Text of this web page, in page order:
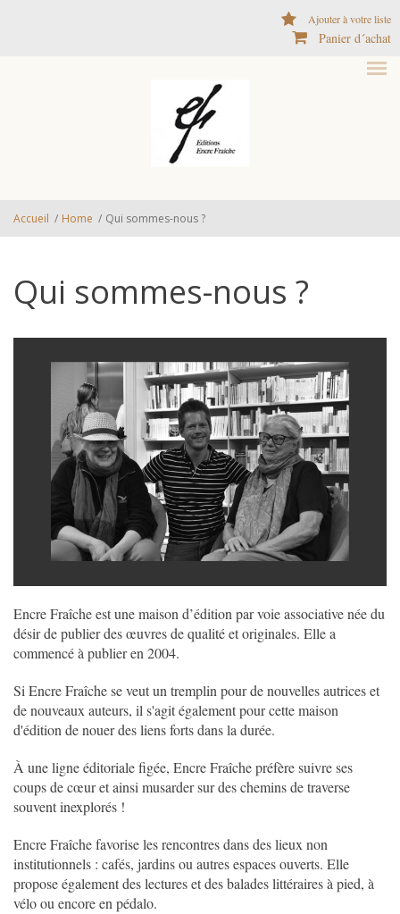
Ajouter à votre liste
Panier d´achat
Accueil / Home / Qui sommes-nous ?
Qui sommes-nous ?
Encre Fraîche est une maison d’édition par voie associative née du
désir de publier des œuvres de qualité et originales. Elle a
commencé à publier en 2004.
Si Encre Fraîche se veut un tremplin pour de nouvelles autrices et
de nouveaux auteurs, il s'agit également pour cette maison
d'édition de nouer des liens forts dans la durée.
À une ligne éditoriale figée, Encre Fraîche préfère suivre ses
coups de cœur et ainsi musarder sur des chemins de traverse
souvent inexplorés !
Encre Fraîche favorise les rencontres dans des lieux non
institutionnels : cafés, jardins ou autres espaces ouverts. Elle
propose également des lectures et des balades littéraires à pied, à
vélo ou encore en pédalo.